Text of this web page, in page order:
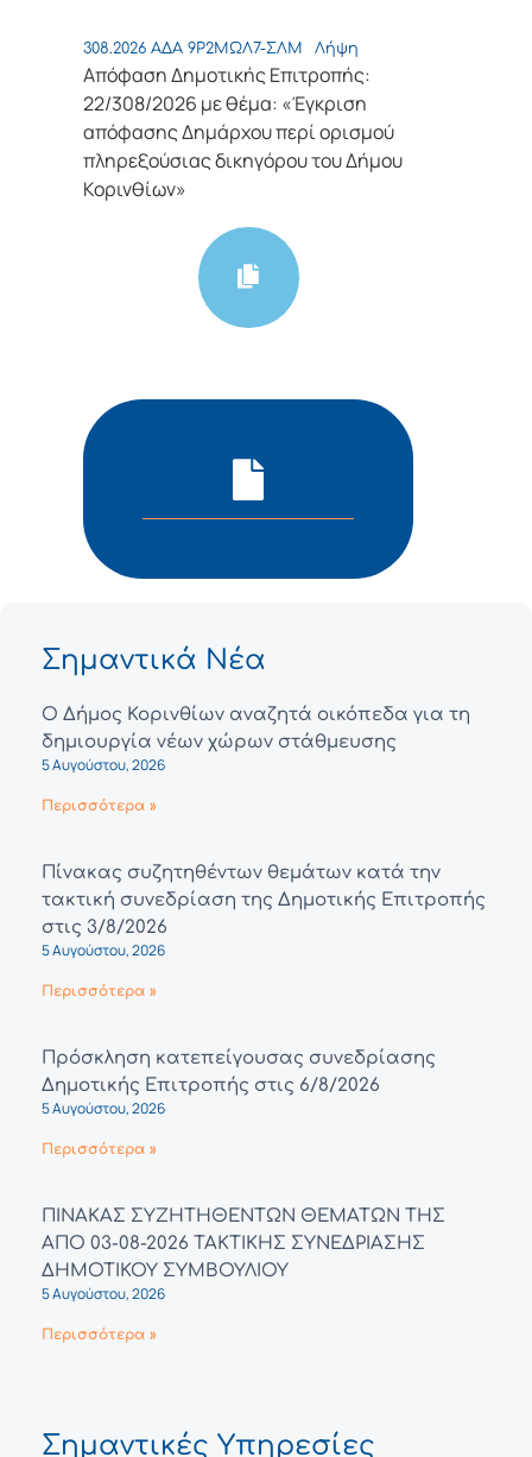
308.2026 ΑΔΑ 9Ρ2ΜΩΛ7-ΣΛΜ Λήψη
Απόφαση Δημοτικής Επιτροπής:
22/308/2026 με θέμα: «Έγκριση
απόφασης Δημάρχου περί ορισμού
πληρεξούσιας δικηγόρου του Δήμου
Κορινθίων»
Σημαντικά Νέα
Ο Δήμος Κορινθίων αναζητά οικόπεδα για τη
δημιουργία νέων χώρων στάθμευσης
5 Αυγούστου, 2026
Περισσότερα »
Πίνακας συζητηθέντων θεμάτων κατά την
τακτική συνεδρίαση της Δημοτικής Επιτροπής
στις 3/8/2026
5 Αυγούστου, 2026
Περισσότερα »
Πρόσκληση κατεπείγουσας συνεδρίασης
Δημοτικής Επιτροπής στις 6/8/2026
5 Αυγούστου, 2026
Περισσότερα »
ΠΙΝΑΚΑΣ ΣΥΖΗΤΗΘΕΝΤΩΝ ΘΕΜΑΤΩΝ ΤΗΣ
ΑΠΟ 03-08-2026 ΤΑΚΤΙΚΗΣ ΣΥΝΕΔΡΙΑΣΗΣ
ΔΗΜΟΤΙΚΟΥ ΣΥΜΒΟΥΛΙΟΥ
5 Αυγούστου, 2026
Περισσότερα »
Σημαντικές Υπηρεσίες